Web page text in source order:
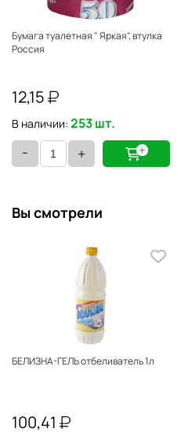
Бумага туалетная " Яркая", втулка
Россия
12,15
В наличии: 253 шт.
- +
Вы смотрели
БЕЛИЗНА-ГЕЛЬ отбеливатель 1л
100,41